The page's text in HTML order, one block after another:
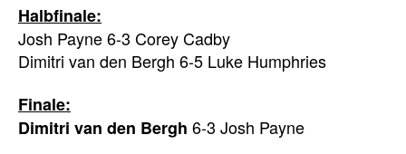
Halbfinale:
Josh Payne 6-3 Corey Cadby
Dimitri van den Bergh 6-5 Luke Humphries
Finale:
Dimitri van den Bergh 6-3 Josh Payne